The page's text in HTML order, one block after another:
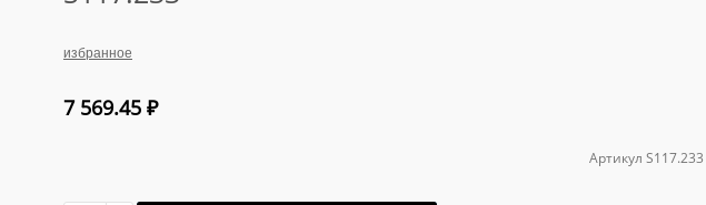
избранное
7 569.45 ₽
Артикул S117.233